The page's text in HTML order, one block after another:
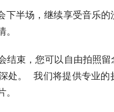
下半场，继续享受音乐的
结束，您可以自由拍照留
处。  我们将提供专业的